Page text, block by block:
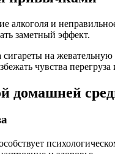
алкоголя и
заметный эффект.
на жевательную
чувства перегруза
домашней